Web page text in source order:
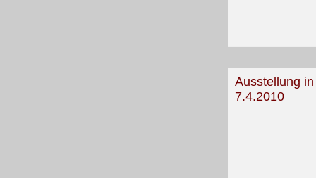
Ausstellung
7.4.2010